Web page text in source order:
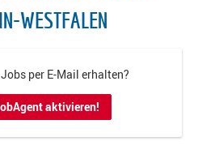
WESTFALEN
per E-Mail erhalten?
aktivieren!